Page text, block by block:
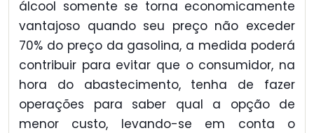
álcool somente se torna economicamente
vantajoso quando seu preço não exceder
70% do preço da gasolina, a medida poderá
contribuir para evitar que o consumidor, na
hora do abastecimento, tenha de fazer
operações para saber qual a opção de
menor custo, levando-se em conta o